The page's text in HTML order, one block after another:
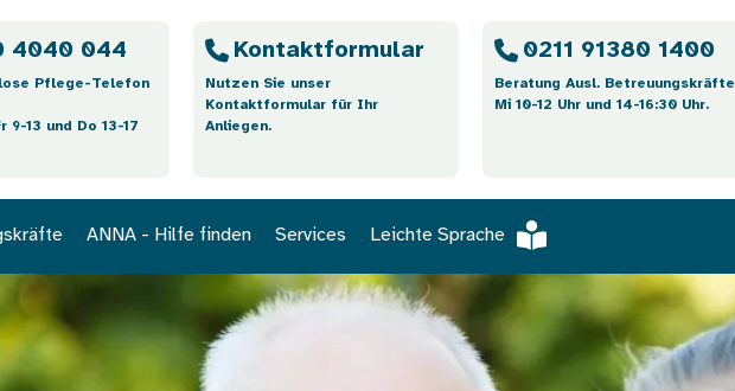
4040 044
Pflege-Telefon
9-13 und Do 13-17
Kontaktformular
Nutzen Sie unser
Kontaktformular für Ihr
Anliegen.
0211 91380 1400
Beratung Ausl. Betreuungskräfte
Mi 10-12 Uhr und 14-16:30 Uhr.
ANNA - Hilfe finden Services Leichte Sprache